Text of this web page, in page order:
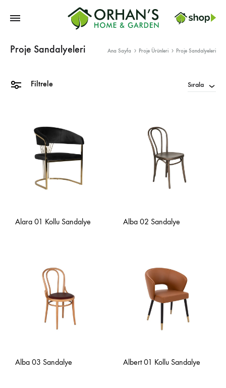
Home
Proje Sandalyeleri Ana Sayfa Proje Ürünleri Proje Sandalyeleri
Filtrele Sırala
Alara 01 Kollu Sandalye Alba 02 Sandalye
Alba 03 Sandalye Albert 01 Kollu Sandalye